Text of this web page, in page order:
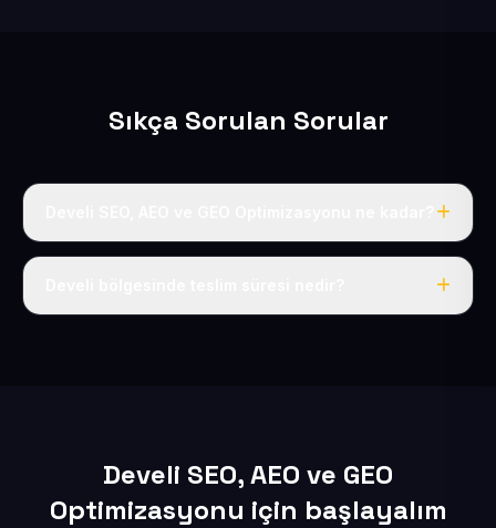
Sıkça Sorulan Sorular
Yıllık 50 USD + KDV tek fiyat; alan adı, hosting, SSL ve
Develi SEO, AEO ve GEO
Optimizasyonu için başlayalım